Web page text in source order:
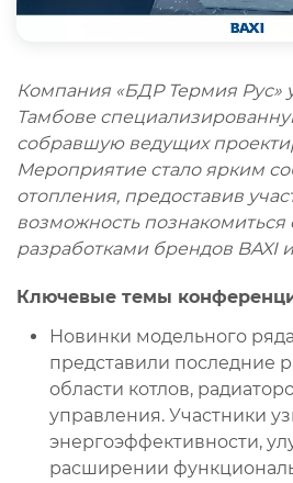
Компания «БДР Термия Рус»
Тамбове
собравшую ведущих
Мероприятие стало ярким
отопления, предоставив
возможность
разработками брендов BAXI
Ключевые темы
Новинки модельного
представили последние
области котлов,
управления. Участники
энергоэффективности,
расширении